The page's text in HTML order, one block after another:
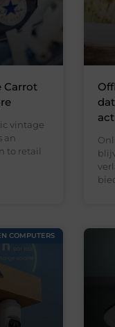
Carrot
vintage
an
to retail
COMPUTERS